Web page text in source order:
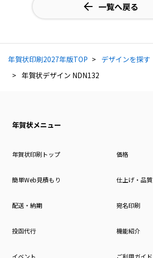
一覧へ戻る
年賀状印刷2027年版TOP
デザインを探す
年賀状デザイン NDN132
年賀状メニュー
年賀状印刷トップ 価格
簡単Web見積もり 仕上げ・品質
配送・納期 宛名印刷
投函代行 機能紹介
イベント ご利用ガイド